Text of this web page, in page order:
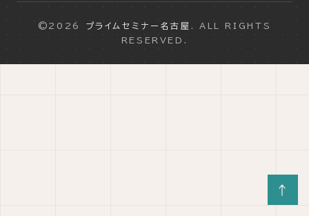
↑
©2026 プライムセミナー名古屋
. ALL RIGHTS
RESERVED.